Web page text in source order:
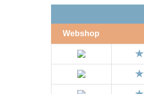
Webshop